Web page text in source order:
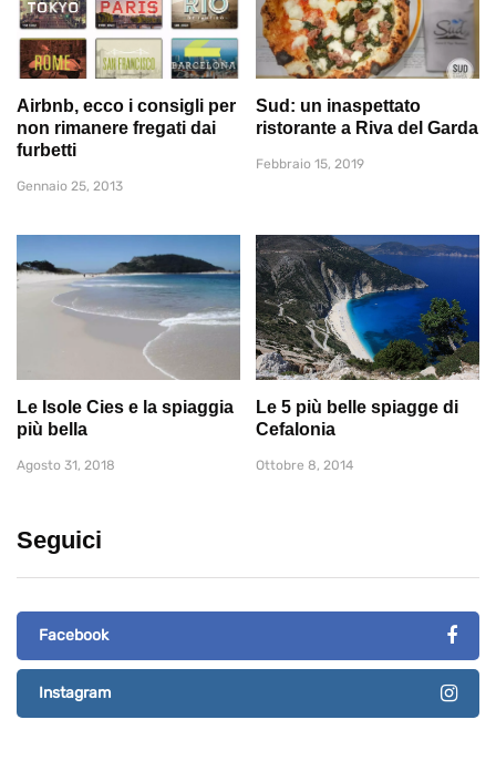
Airbnb, ecco i consigli per
non rimanere fregati dai
furbetti
Gennaio 25, 2013
Sud: un inaspettato
ristorante a Riva del Garda
Febbraio 15, 2019
Le Isole Cies e la spiaggia
più bella
Agosto 31, 2018
Le 5 più belle spiagge di
Cefalonia
Ottobre 8, 2014
Seguici
Facebook
Instagram